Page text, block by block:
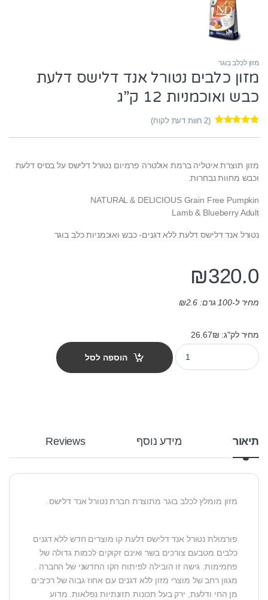
מזון לכלב בוגר
מזון כלבים נטורל אנד דלישס דלעת
כבש ואוכמניות 12 ק”ג
מתוך 5 מבוסס
(
2חוות דעת לקוח)
מזון תוצרת איטליה ברמת אולטרה פרמיום נטורל דלישס על בסיס דלעת
וכבש מחוות נבחרות.
NATURAL & DELICIOUS Grain Free Pumpkin
Lamb & Blueberry Adult
נטורל אנד דלישס דלעת ללא דגנים- כבש ואוכמניות כלב בוגר
₪320.0
מחיר ל-100 גרם: ₪2.6
מחיר לק"ג: 26.67₪
מזון כלבים נטורל אנד דלישס דלעת כבש ואוכמניות 12 ק"ג quantity
הוספה לסל
תיאור מידע נוסף Reviews
מזון מומלץ לכלב בוגר מתוצרת חברת נטורל אנד דלישס.
פורמולת נטורל אנד דלישס דלעת קו מוצרים חדש ללא דגנים
כלבים מטבעם צורכים בשר ואינם זקוקים לכמות גדולה של
פחמימות. גישה זו הובילה לפיתוח הקו החדשני של החברה .
מגוון רחב של מוצרי מזון ללא דגנים עם אחוז גבוה של רכיבים
מן החי ודלעת, ירק בעל תכונות תזונתיות נפלאות. מדוע